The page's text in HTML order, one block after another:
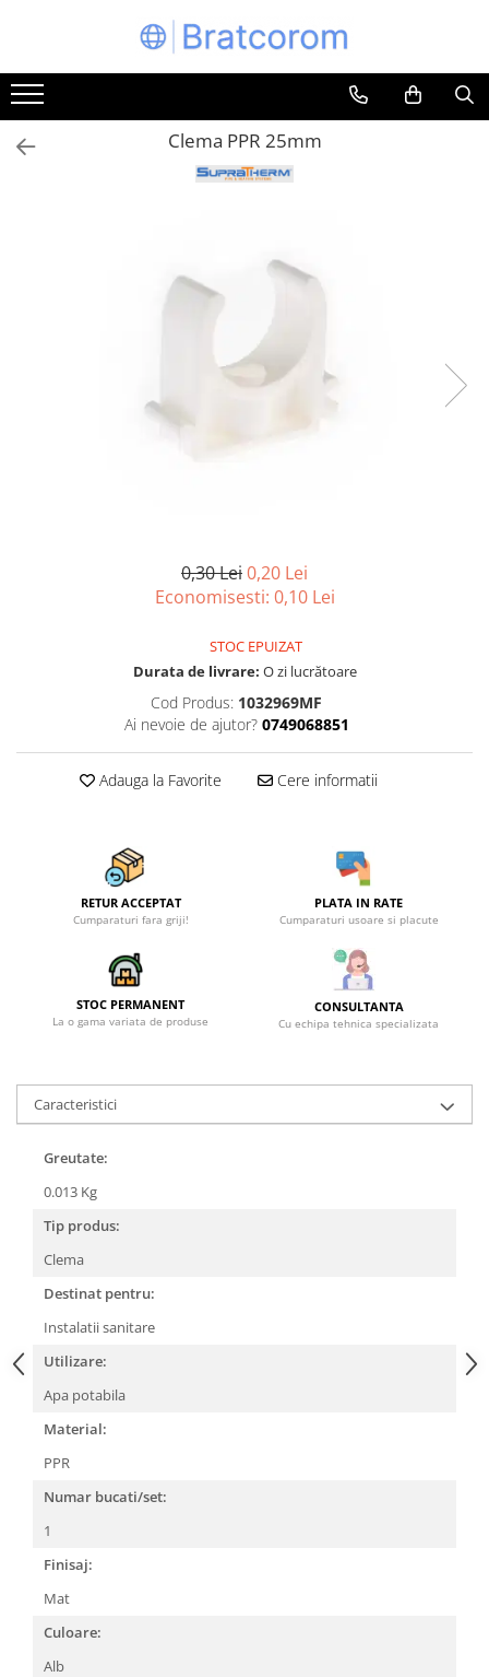
Toate Produsele
Articole animale
Adapatoare animale
Produse igiena externa animale
Electronice si electrocasnice
Accesorii gips carton
Accesorii gresie si faianta
Accesorii pentru faianta, gresie si
Accesorii polizare si slefuire
Accesorii vopsire si tencuire
Materiale electrice
Scule, unelte si masini
prindere
Corpuri de iluminat
Aplice si plafoniere
Lustre si pendule
Spoturi
Accesorii corpuri de iluminat
Lampi de veghe copii
Proiectoare
Veioze si lampi
CRACIUN
Accesorii decorative
Caciuli
Figurine si decoratiuni Craciun
Globuri
Instalatii de Craciun
Clema PPR 25mm
0,30 Lei0,20 Lei
Economisesti: 0,10 Lei
STOC EPUIZAT
Durata de livrare: O zi lucrătoare
Cod Produs: 1032969MF
Ai nevoie de ajutor? 0749068851
Adauga la Favorite Cere informatii
RETUR ACCEPTAT
Cumparaturi fara griji!
PLATA IN RATE
Cumparaturi usoare si placute
STOC PERMANENT
La o gama variata de produse
CONSULTANTA
Cu echipa tehnica specializata
Caracteristici
Greutate:
0.013 Kg
Tip produs:
Clema
Destinat pentru:
Instalatii sanitare
Utilizare:
Apa potabila
Material:
PPR
Numar bucati/set:
1
Finisaj:
Mat
Culoare:
Alb